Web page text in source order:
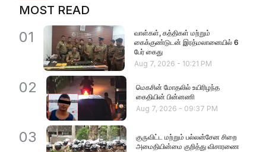
MOST READ
01
வாள்கள், கத்திகள் மற்றும்
கைக்குண்டுடன் இரத்மலானையில் 6
பேர் கைது
Aug 7, 2026 - 10:21 PM
02
மெகசின் மோதலில் உயிரிழந்த
கைதியின் பின்னணி
Aug 7, 2026 - 09:37 PM
03
குருவிட்ட மற்றும் பல்லன்சேன சிறை
அமைதியின்மை குறித்து விசாரணை